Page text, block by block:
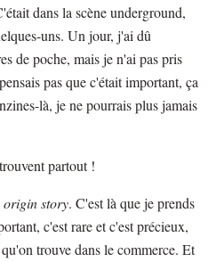
dans la scène underground,
uns. Un jour, j'ai dû
de poche, mais je n'ai pas pris
pas que c'était important, ça
là, je ne pourrais plus jamais
partout !
origin story. C'est là que je prends
c'est rare et c'est précieux,
trouve dans le commerce. Et